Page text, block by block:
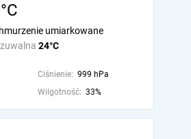
24°C
umiarkowane
Ciśnienie: 999 hPa
Wilgotność: 33%